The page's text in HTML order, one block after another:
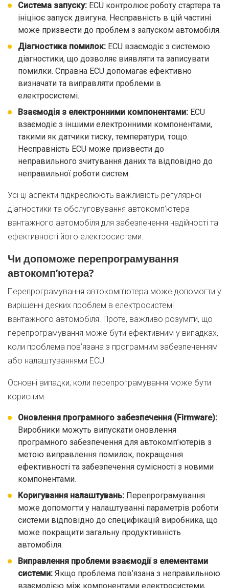
Система запуску: ECU контролює роботу стартера та
ініціює запуск двигуна. Несправність в цій частині
може призвести до проблем з запуском автомобіля.
Діагностика помилок: ECU взаємодіє з системою
діагностики, що дозволяє виявляти та записувати
помилки. Справна ECU допомагає ефективно
визначати та виправляти проблеми в
електросистемі.
Взаємодія з електронними компонентами: ECU
взаємодіє з іншими електронними компонентами,
такими як датчики тиску, температури, тощо.
Несправність ECU може призвести до
неправильного зчитування даних та відповідно до
неправильної роботи систем.
Усі ці аспекти підкреслюють важливість регулярної
діагностики та обслуговування автокомп’ютера
вантажного автомобіля для забезпечення надійності та
ефективності його електросистеми.
Чи допоможе перепрограмування
автокомп’ютера?
Перепрограмування автокомп’ютера може допомогти у
вирішенні деяких проблем в електросистемі
вантажного автомобіля. Проте, важливо розуміти, що
перепрограмування може бути ефективним у випадках,
коли проблема пов’язана з програмним забезпеченням
або налаштуваннями ECU.
Основні випадки, коли перепрограмування може бути
корисним:
Оновлення програмного забезпечення (Firmware):
Виробники можуть випускати оновлення
програмного забезпечення для автокомп’ютерів з
метою виправлення помилок, покращення
ефективності та забезпечення сумісності з новими
компонентами.
Коригування налаштувань: Перепрограмування
може допомогти у налаштуванні параметрів роботи
системи відповідно до специфікацій виробника, що
може покращити загальну продуктивність
автомобіля.
Виправлення проблеми взаємодії з елементами
системи: Якщо проблема пов’язана з неправильною
взаємодією між компонентами електросистеми,